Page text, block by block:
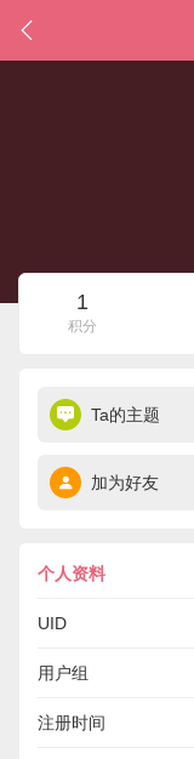
1
积分
Ta的主题
加为好友
个人资料
UID
用户组
注册时间